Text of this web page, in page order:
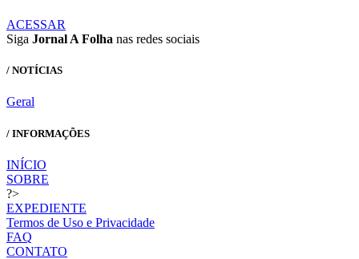
ACESSAR
Siga Jornal A Folha nas redes sociais
/ NOTÍCIAS
Geral
/ INFORMAÇÕES
INÍCIO
SOBRE
?>
EXPEDIENTE
Termos de Uso e Privacidade
FAQ
CONTATO